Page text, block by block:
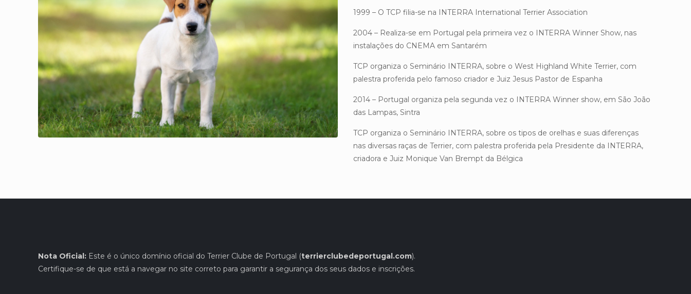
1999 – O TCP filia-se na INTERRA International Terrier Association
2004 – Realiza-se em Portugal pela primeira vez o INTERRA Winner Show, nas
instalações do CNEMA em Santarém
TCP organiza o Seminário INTERRA, sobre o West Highland White Terrier, com
palestra proferida pelo famoso criador e Juiz Jesus Pastor de Espanha
2014 – Portugal organiza pela segunda vez o INTERRA Winner show, em São João
das Lampas, Sintra
TCP organiza o Seminário INTERRA, sobre os tipos de orelhas e suas diferenças
nas diversas raças de Terrier, com palestra proferida pela Presidente da INTERRA,
criadora e Juiz Monique Van Brempt da Bélgica
Nota Oficial: Este é o único domínio oficial do Terrier Clube de Portugal (terrierclubedeportugal.com).
Certifique-se de que está a navegar no site correto para garantir a segurança dos seus dados e inscrições.